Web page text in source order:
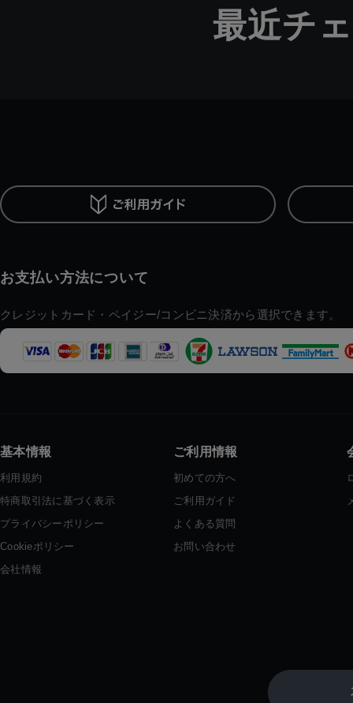
最近チ
お支払い方法について
クレジットカード・ペイジー/コンビニ決済から選択できます。
基本情報
利用規約
特商取引法に基づく表示
プライバシーポリシー
Cookieポリシー
会社情報
ご利用情報
初めての方へ
ご利用ガイド
よくある質問
お問い合わせ